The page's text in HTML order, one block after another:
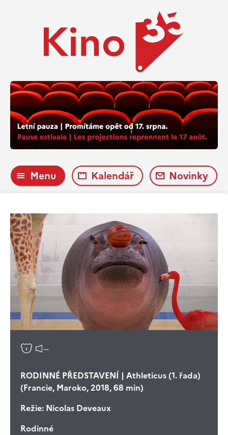
Menu Kalendář Novinky
--
RODINNÉ PŘEDSTAVENÍ | Athleticus (1. řada)
(Francie, Maroko, 2018, 68 min)
Režie: Nicolas Deveaux
Rodinné